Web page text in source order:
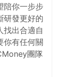
陪你一步步
研發更好的
找出合適自
你有任何關
團隊